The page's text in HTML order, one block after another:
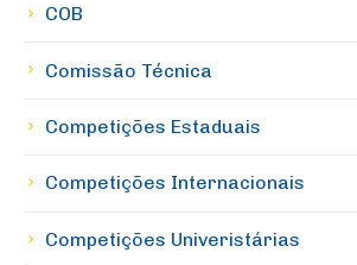
COB
Comissão Técnica
Competições Estaduais
Competições Internacionais
Competições Univeristárias